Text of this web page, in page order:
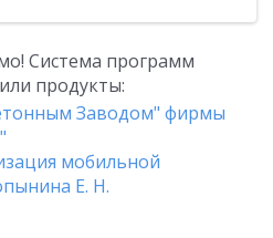
Система программ
продукты:
Заводом" фирмы
мобильной
Е. Н.